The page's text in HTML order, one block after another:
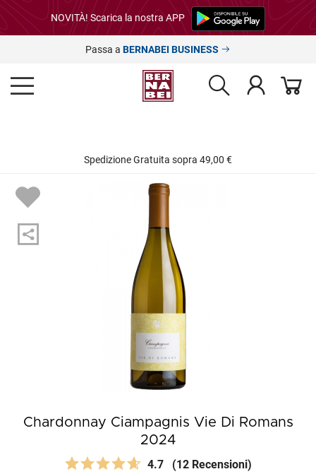
NOVITÀ! Scarica la nostra APP
Passa a BERNABEI BUSINESS
Spedizione Gratuita sopra 49,00 €
Chardonnay Ciampagnis Vie Di Romans
2024
4.7 (12 Recensioni)